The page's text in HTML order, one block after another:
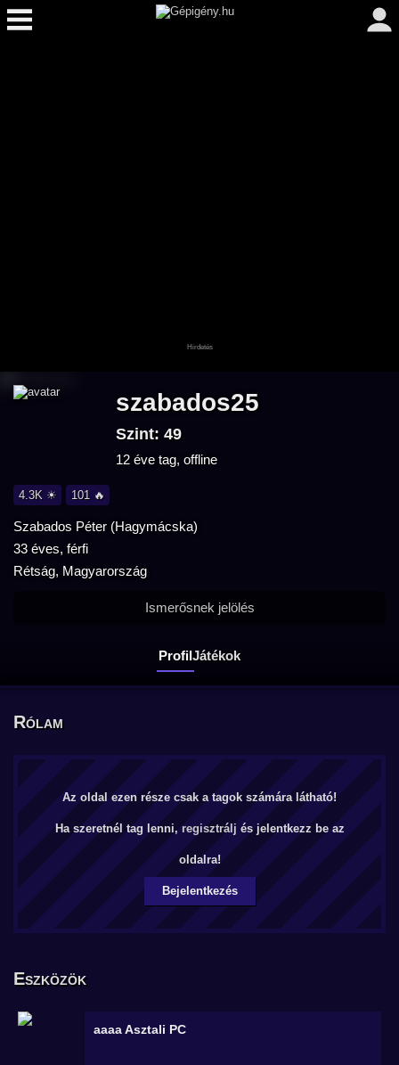
szabados25
Szint: 49
12 éve tag, offline
4.3K ☀ 101 🔥
Szabados Péter (Hagymácska)
33 éves, férfi
Rétság, Magyarország
ProfilJátékok
Ismerősnek jelölés
Rólam
Az oldal ezen része csak a tagok számára látható!
Ha szeretnél tag lenni, regisztrálj és jelentkezz be az
oldalra!
Bejelentkezés
Eszközök
aaaaAsztali PC